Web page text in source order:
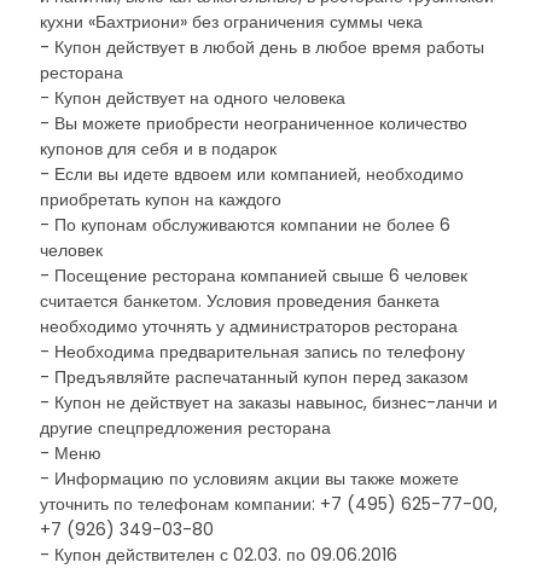
кухни «Бахтриони» без ограничения суммы чека
- Купон действует в любой день в любое время работы
ресторана
- Купон действует на одного человека
- Вы можете приобрести неограниченное количество
купонов для себя и в подарок
- Если вы идете вдвоем или компанией, необходимо
приобретать купон на каждого
- По купонам обслуживаются компании не более 6
человек
- Посещение ресторана компанией свыше 6 человек
считается банкетом. Условия проведения банкета
необходимо уточнять у администраторов ресторана
- Необходима предварительная запись по телефону
- Предъявляйте распечатанный купон перед заказом
- Купон не действует на заказы навынос, бизнес-ланчи и
другие спецпредложения ресторана
- Меню
- Информацию по условиям акции вы также можете
уточнить по телефонам компании: +7 (495) 625-77-00,
+7 (926) 349-03-80
- Купон действителен с 02.03. по 09.06.2016